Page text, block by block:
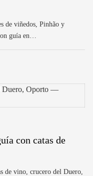
de viñedos, Pinhão y
guía en…
con catas de
de vino, crucero del Duero,